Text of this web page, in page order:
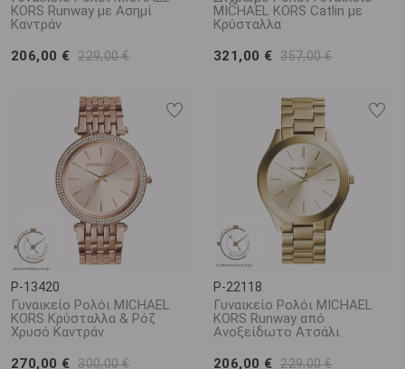
συνδυασμούς χρωμάτων.
KORS Runway με Ασημί
Καντράν
206,00 € 229,00 €
MICHAEL KORS Catlin με
Κρύσταλλα
321,00 € 357,00 €
P-13420
Γυναικείο Ρολόι MICHAEL
KORS Κρύσταλλα & Ρόζ
Χρυσό Καντράν
270,00 € 300,00 €
P-22118
Γυναικείο Ρολόι MICHAEL
KORS Runway από
Ανοξείδωτο Ατσάλι
206,00 € 229,00 €